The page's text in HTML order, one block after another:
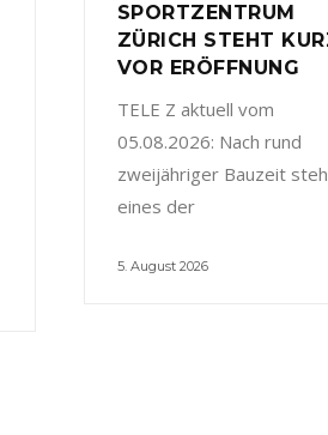
SPORTZENTRUM
ZÜRICH STEHT
VOR ERÖFFNUNG
TELE Z aktuell vom
05.08.2026: Nach rund
zweijähriger Bauzeit
eines der
5. August 2026